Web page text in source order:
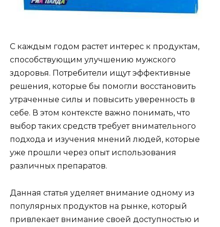
С каждым годом растет интерес к продуктам,
способствующим улучшению мужского
здоровья. Потребители ищут эффективные
решения, которые бы помогли восстановить
утраченные силы и повысить уверенность в
себе. В этом контексте важно понимать, что
выбор таких средств требует внимательного
подхода и изучения мнений людей, которые
уже прошли через опыт использования
различных препаратов.
Данная статья уделяет внимание одному из
популярных продуктов на рынке, который
привлекает внимание своей доступностью и